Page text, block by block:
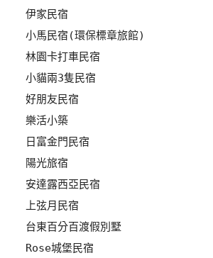
會
員
帳
戶
客
服
聯
單
伊家民宿
小馬民宿(環保標章旅館)
林園卡打車民宿
小貓兩3隻民宿
好朋友民宿
樂活小築
日富金門民宿
陽光旅宿
安達露西亞民宿
上弦月民宿
台東百分百渡假別墅
Rose城堡民宿